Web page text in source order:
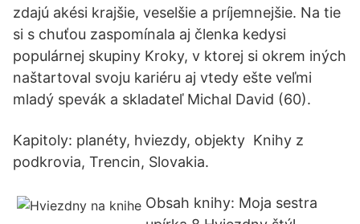
zdajú akési krajšie, veselšie a príjemnejšie. Na tie
si s chuťou zaspomínala aj členka kedysi
populárnej skupiny Kroky, v ktorej si okrem iných
naštartoval svoju kariéru aj vtedy ešte veľmi
mladý spevák a skladateľ Michal David (60).
Kapitoly: planéty, hviezdy, objekty Knihy z
podkrovia, Trencin, Slovakia.
Obsah knihy: Moja sestra